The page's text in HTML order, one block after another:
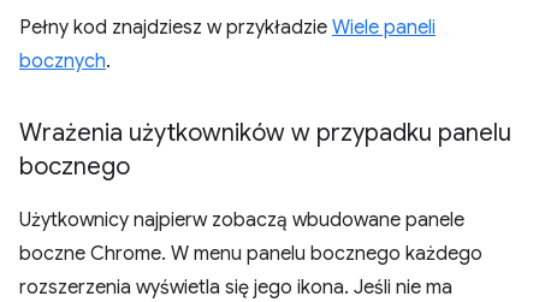
Pełny kod znajdziesz w przykładzie Wiele paneli
bocznych.
Wrażenia użytkowników w przypadku panelu
bocznego
Użytkownicy najpierw zobaczą wbudowane panele
boczne Chrome. W menu panelu bocznego każdego
rozszerzenia wyświetla się jego ikona. Jeśli nie ma